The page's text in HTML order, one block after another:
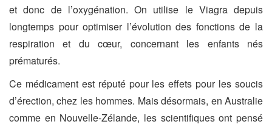
et donc de l’oxygénation. On utilise le Viagra depuis
longtemps pour optimiser l’évolution des fonctions de la
respiration et du cœur, concernant les enfants nés
prématurés.
Ce médicament est réputé pour les effets pour les soucis
d’érection, chez les hommes. Mais désormais, en Australie
comme en Nouvelle-Zélande, les scientifiques ont pensé